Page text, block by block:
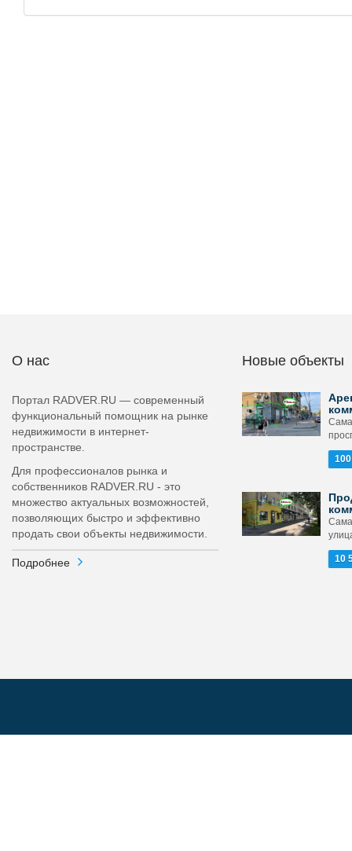
О нас
Портал RADVER.RU — современный
функциональный помощник на рынке
недвижимости в интернет-
пространстве.
Для профессионалов рынка и
собственников RADVER.RU - это
множество актуальных возможностей,
позволяющих быстро и эффективно
продать свои объекты недвижимости.
Подробнее
Новые объекты
10